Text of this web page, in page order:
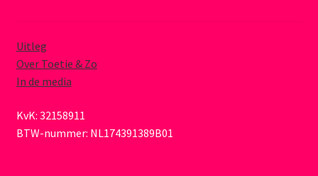
Uitleg
Over Toetie & Zo
In de media
KvK: 32158911
BTW-nummer: NL174391389B01